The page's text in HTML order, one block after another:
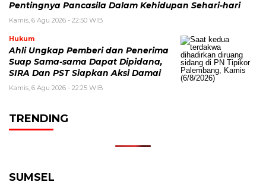
Pentingnya Pancasila Dalam Kehidupan Sehari-hari
Kamis, 6 Agu 2026 - 22:50 WIB
Hukum
Ahli Ungkap Pemberi dan Penerima
Suap Sama-sama Dapat Dipidana,
SIRA Dan PST Siapkan Aksi Damai
Kamis, 6 Agu 2026 - 22:25 WIB
TRENDING
SUMSEL